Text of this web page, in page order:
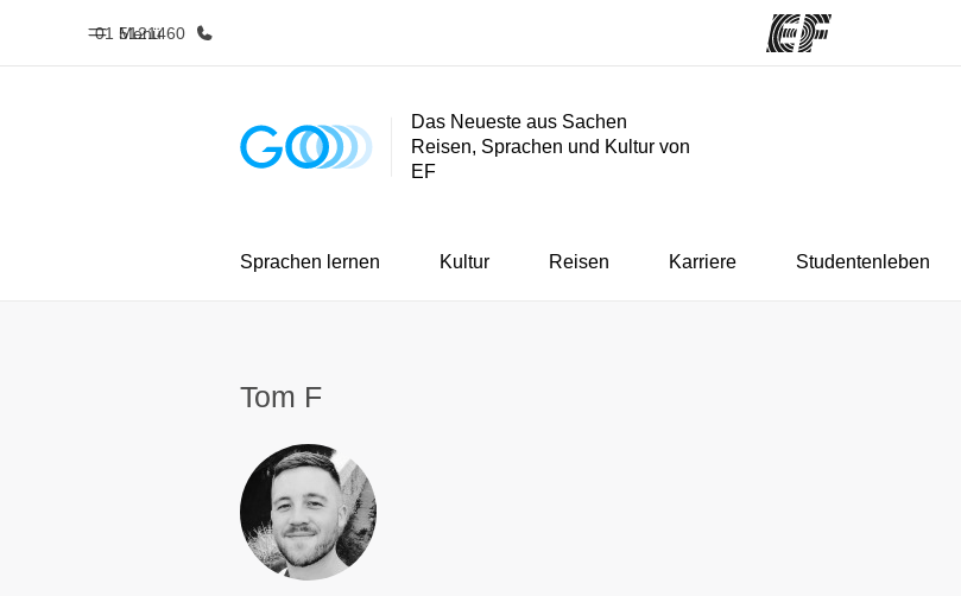
Menü
01 5121460
Home Programme
Alle Programme ansehen
Das Neueste aus Sachen
Reisen, Sprachen und Kultur von
EF
Sprachen lernen Kultur Reisen Karriere Studentenleben
Tom F